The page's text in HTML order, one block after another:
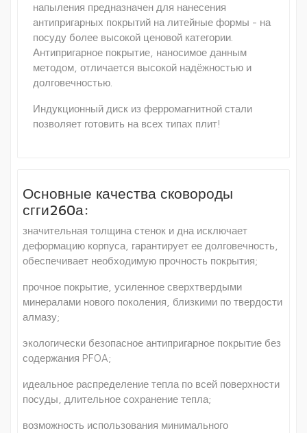
напыления предназначен для нанесения
антипригарных покрытий на литейные формы - на
посуду более высокой ценовой категории.
Антипригарное покрытие, наносимое данным
методом, отличается высокой надёжностью и
долговечностью.
Индукционный диск из ферромагнитной стали
позволяет готовить на всех типах плит!
Основные качества сковороды
сгги260а:
значительная толщина стенок и дна исключает
деформацию корпуса, гарантирует ее долговечность,
обеспечивает необходимую прочность покрытия;
прочное покрытие, усиленное сверхтвердыми
минералами нового поколения, близкими по твердости
алмазу;
экологически безопасное антипригарное покрытие без
содержания PFOA;
идеальное распределение тепла по всей поверхности
посуды, длительное сохранение тепла;
возможность использования минимального